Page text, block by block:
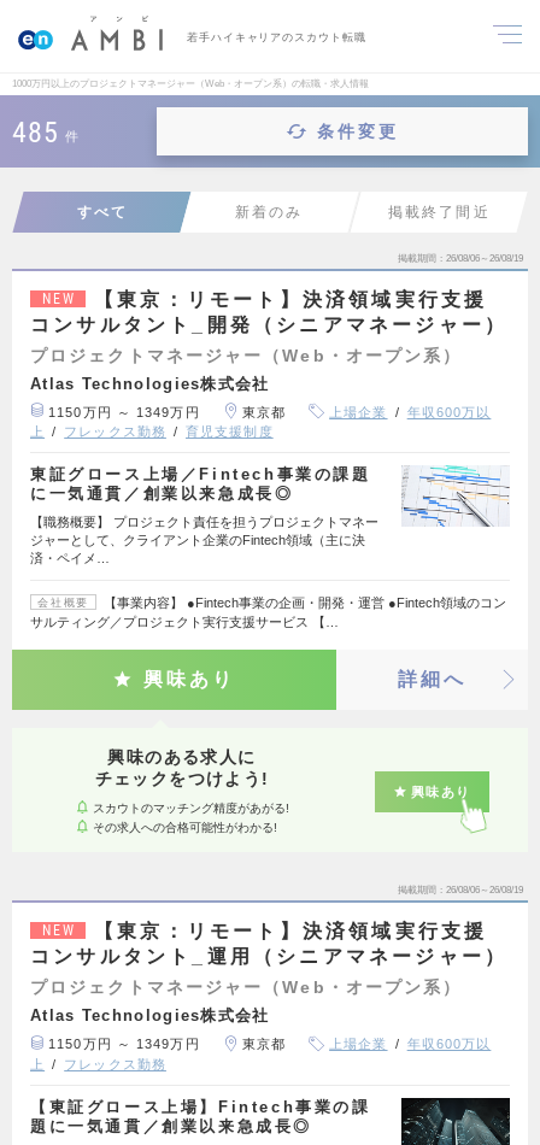
若手ハイキャリアのスカウト転職
1000万円以上のプロジェクトマネージャー（Web・オープン系）の転職・求人情報
485 件 条件変更
すべて 新着のみ 掲載終了間近
掲載期間 26/08/06～26/08/19
NEW
【東京：リモート】決済領域実行支援
コンサルタント_開発（シニアマネージャー）
プロジェクトマネージャー（Web・オープン系）
Atlas Technologies株式会社
1150万円 ～ 1349万円 東京都 上場企業
年収600万以
上
フレックス勤務 育児支援制度
東証グロース上場／Fintech事業の課題
に一気通貫／創業以来急成長◎
【職務概要】 プロジェクト責任を担うプロジェクトマネー
ジャーとして、クライアント企業のFintech領域（主に決
済・ペイメ…
会社概要
【事業内容】 ●Fintech事業の企画・開発・運営 ●Fintech領域のコン
サルティング／プロジェクト実行支援サービス 【…
興味あり 詳細へ
興味のある求人に
チェックをつけよう!
スカウトのマッチング精度があがる!
その求人への合格可能性がわかる!
興味あり
掲載期間 26/08/06～26/08/19
NEW
【東京：リモート】決済領域実行支援
コンサルタント_運用（シニアマネージャー）
プロジェクトマネージャー（Web・オープン系）
Atlas Technologies株式会社
1150万円 ～ 1349万円 東京都 上場企業
年収600万以
上
フレックス勤務
【東証グロース上場】Fintech事業の課
題に一気通貫／創業以来急成長◎